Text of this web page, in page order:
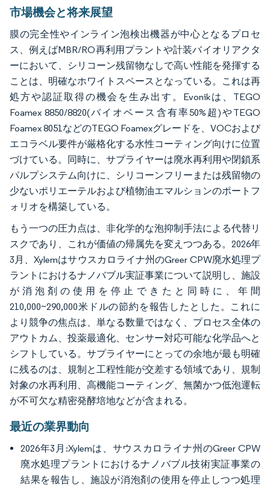
市場機会と将来展望
膜の完全性やインライン泡検出機器が中心となるプロセ
ス、例えばMBR/RO再利用プラントや計装バイオリアクタ
ーにおいて、シリコーン残留物なしで高い性能を発揮する
ことは、明確なホワイトスペースとなっている。これは再
処方や認証取得の機会を生み出す。Evonikは、TEGO
Foamex 8850/8820(バイオベース含有率50%超)やTEGO
Foamex 8051などのTEGO Foamexグレードを、VOCおよび
エコラベル要件が厳格化する水性コーティング向けに位置
づけている。同時に、サプライヤーは廃水再利用や閉鎖系
パルプシステム向けに、シリコーンフリーまたは残留物の
少ないポリエーテルおよび植物油エマルションのポートフ
ォリオを構築している。
もう一つの圧力点は、非化学的な泡抑制手法による代替リ
スクであり、これが価値の帰属先を変えつつある。2026年
3月、Xylemはサウスカロライナ州のGreer CPW廃水処理プ
ラントにおけるナノバブル実証事業について説明し、施設
が消泡剤の使用を停止できたと同時に、年間
210,000~290,000米ドルの節約を報告したとした。これに
より競争の焦点は、単なる数量ではなく、プロセス全体の
アウトカム、投薬最適化、センサー対応可能な化学品へと
シフトしている。サプライヤーにとっての余地が最も明確
に残るのは、規制と工程性能が交差する領域であり、規制
対象の水再利用、高機能コーティング、無菌かつ低泡運転
が不可欠な精密発酵培地などが含まれる。
最近の業界動向
2026年3月:Xylemは、サウスカロライナ州のGreer CPW
廃水処理プラントにおけるナノバブル技術実証事業の
結果を報告し、施設が消泡剤の使用を停止しつつ処理